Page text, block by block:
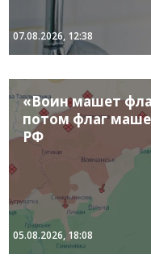
07.08.2026, 12:38
«Воин машет
потом флаг
РФ
05.08.2026, 18:08